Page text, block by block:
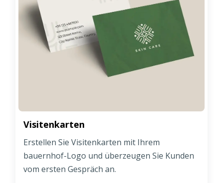
Visitenkarten
Erstellen Sie Visitenkarten mit Ihrem
bauernhof-Logo und überzeugen Sie Kunden
vom ersten Gespräch an.